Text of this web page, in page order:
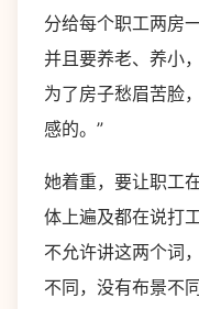
分给每个职工两房
并且要养老、养小
为了房子愁眉苦脸
感的。”
她着重，要让职工
体上遍及都在说打
不允许讲这两个词
不同，没有布景不